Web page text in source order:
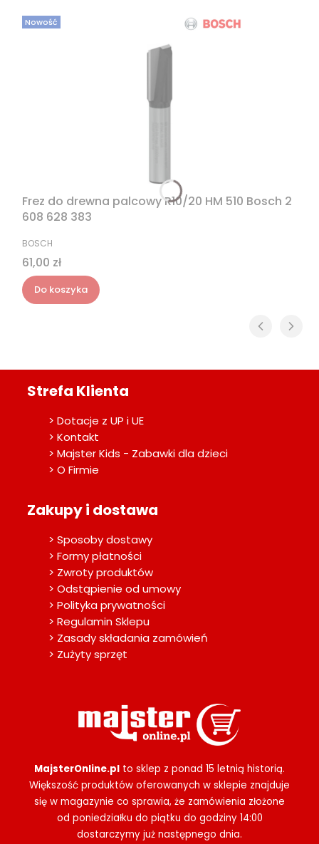
Nowość
Frez do drewna palcowy R10/20 HM 510 Bosch 2
608 628 383
PRODUCENT
BOSCH
Cena
61,00 zł
Do koszyka
Strefa Klienta
> Dotacje z UP i UE
> Kontakt
> Majster Kids - Zabawki dla dzieci
> O Firmie
Zakupy i dostawa
> Sposoby dostawy
> Formy płatności
> Zwroty produktów
> Odstąpienie od umowy
> Polityka prywatności
> Regulamin Sklepu
> Zasady składania zamówień
> Zużyty sprzęt
MajsterOnline.pl to sklep z ponad 15 letnią historią.
Większość produktów oferowanych w sklepie znajduje
się w magazynie co sprawia, że zamówienia złożone
od poniedziałku do piątku do godziny 14:00
dostarczymy już następnego dnia.